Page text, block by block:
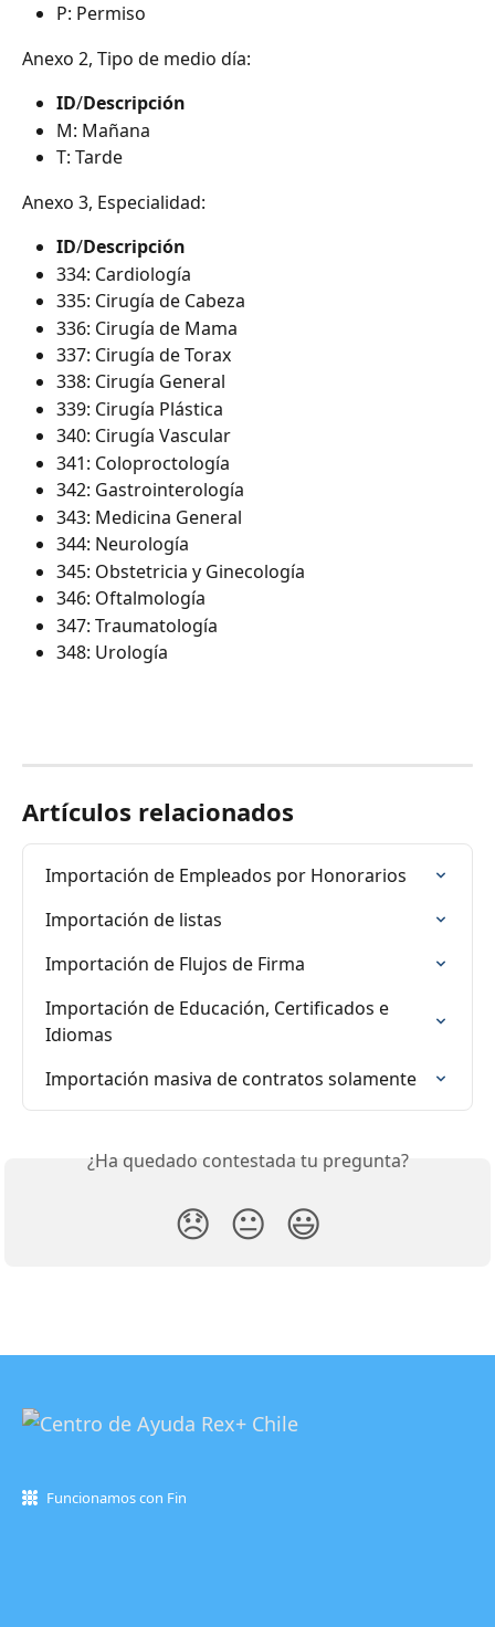
P: Permiso
Anexo 2, Tipo de medio día:
ID/Descripción
M: Mañana
T: Tarde
Anexo 3, Especialidad:
ID/Descripción
334: Cardiología
335: Cirugía de Cabeza
336: Cirugía de Mama
337: Cirugía de Torax
338: Cirugía General
339: Cirugía Plástica
340: Cirugía Vascular
341: Coloproctología
342: Gastrointerología
343: Medicina General
344: Neurología
345: Obstetricia y Ginecología
346: Oftalmología
347: Traumatología
348: Urología
Artículos relacionados
Importación de Empleados por Honorarios
Importación de listas
Importación de Flujos de Firma
Importación de Educación, Certificados e
Idiomas
Importación masiva de contratos solamente
¿Ha quedado contestada tu pregunta?
😞 😐 😃
Funcionamos con Fin